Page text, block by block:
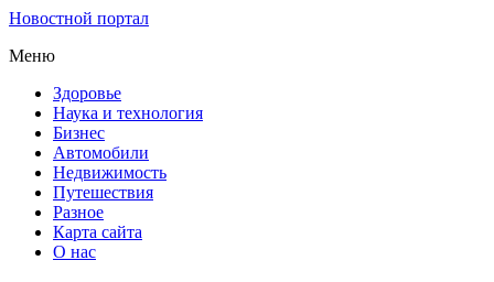
Новостной портал
Меню
Здоровье
Наука и технология
Бизнес
Автомобили
Недвижимость
Путешествия
Разное
Карта сайта
О нас